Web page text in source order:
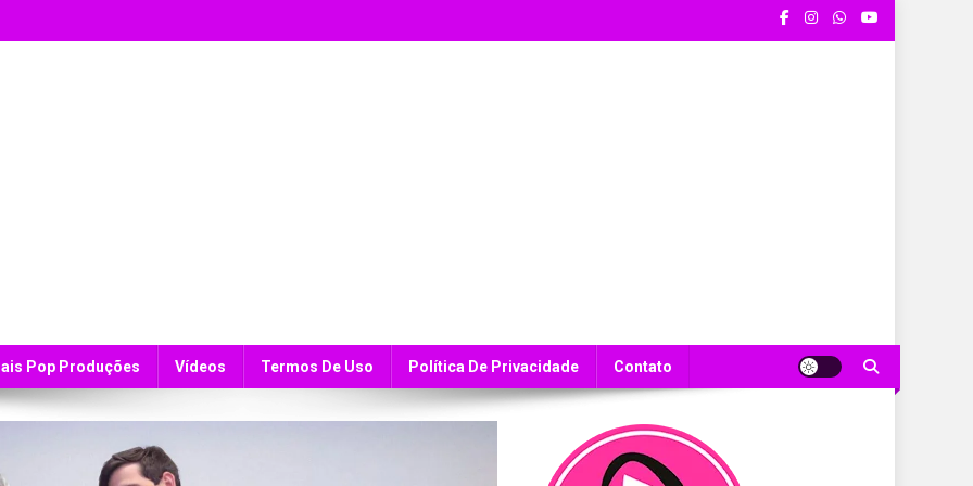
Pop Produções Vídeos Termos De Uso Política De Privacidade Contato